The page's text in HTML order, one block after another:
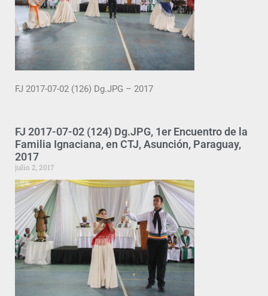
FJ 2017-07-02 (126) Dg.JPG – 2017
FJ 2017-07-02 (124) Dg.JPG, 1er Encuentro de la
Familia Ignaciana, en CTJ, Asunción, Paraguay,
2017
julio 2, 2017